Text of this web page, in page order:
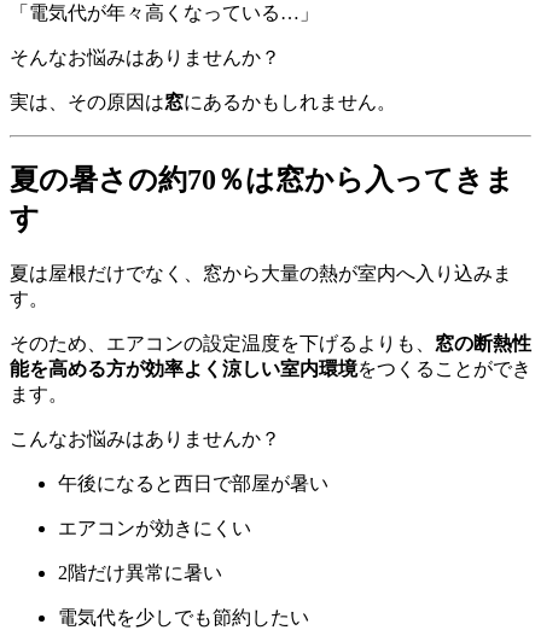
「電気代が年々高くなっている…」
そんなお悩みはありませんか？
実は、その原因は窓にあるかもしれません。
夏の暑さの約70％は窓から入ってきま
す
夏は屋根だけでなく、窓から大量の熱が室内へ入り込みま
す。
そのため、エアコンの設定温度を下げるよりも、 窓の断熱性
能を高める方が効率よく涼しい室内環境をつくることができ
ます。
こんなお悩みはありませんか？
午後になると西日で部屋が暑い
エアコンが効きにくい
2階だけ異常に暑い
電気代を少しでも節約したい